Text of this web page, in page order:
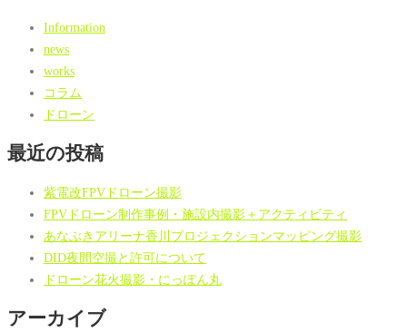
Information
news
works
コラム
ドローン
最近の投稿
紫電改FPVドローン撮影
FPVドローン制作事例・施設内撮影＋アクティビティ
あなぶきアリーナ香川プロジェクションマッピング撮影
DID夜間空撮と許可について
ドローン花火撮影・にっぽん丸
アーカイブ